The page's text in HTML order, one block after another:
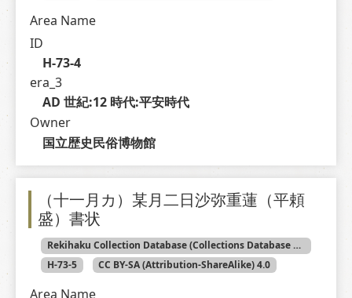
Area Name
ID
H-73-4
era_3
AD 世紀:12 時代:平安時代
Owner
国立歴史民俗博物館
（十一月カ）某月二日沙弥重蓮（平頼
盛）書状
Rekihaku Collection Database (Collections Database of the National Museum of Japanese History)
H-73-5
CC BY-SA (Attribution-ShareAlike) 4.0
Area Name